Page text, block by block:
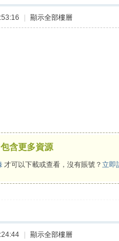
顯示全部樓層
含更多資源
才可以下載或查看，沒有賬號？立即
顯示全部樓層